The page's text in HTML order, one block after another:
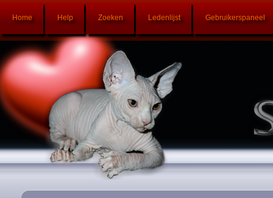
Home Help Zoeken Ledenlijst Gebruikerspaneel